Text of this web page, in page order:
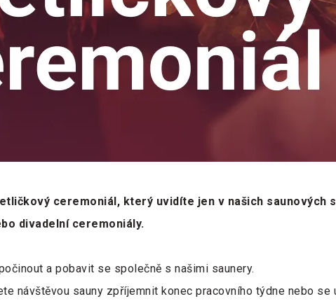
ceremoniál, který uvidíte jen v našich saunových
divadelní ceremoniály.
a pobavit se společně s našimi saunery.
návštěvou sauny zpříjemnit konec pracovního týdne nebo